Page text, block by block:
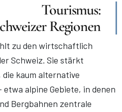
Tourismus:
Regionen
zu den wirtschaftlich
Schweiz. Sie stärkt
die kaum alternative
alpine Gebiete, in denen
Bergbahnen zentrale